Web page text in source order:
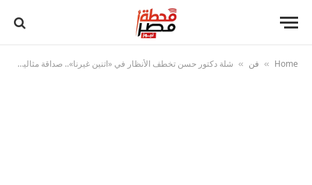
Home
» فن » شلة دكتور حسن تخطف الأنظار في «اتنين غيرنا».. صداقة مثالية تجمع المرح والدعم